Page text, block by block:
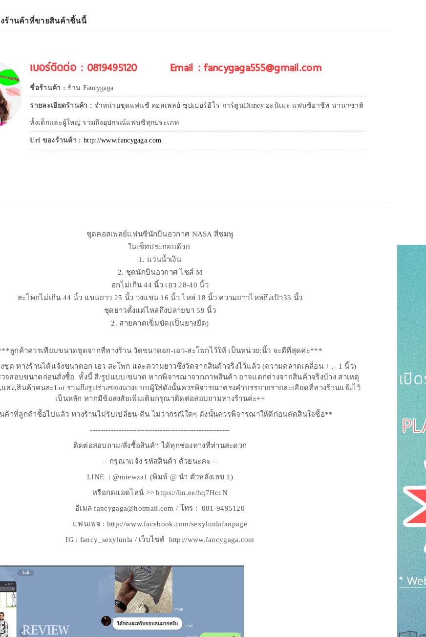
ร้านค้าที่ขายสินค้าชิ้นนี้
เบอร์ติดต่อ : 0819495120 Email : fancygaga555@gmail.com
ชื่อร้านค้า : ร้าน Fancygaga
รายละเอียดร้านค้า : จำหน่ายชุดแฟนซี คอสเพลย์ ซุปเปอร์ฮีโร่ การ์ตูนDisney อะนิเมะ แฟนซีอาชีพ นานาชาติ
ทั้งเด็กและผู้ใหญ่ รวมถึงอุปกรณ์แฟนซีทุกประเภท
Url ของร้านค้า : http://www.fancygaga.com
ชุดคอสเพลย์แฟนซีนักบินอวกาศ NASA สีชมพู
ในเซ็ทประกอบด้วย
1. แว่นน้ำเงิน
2. ชุดนักบินอวกาศ ไซส์ M
อกไม่เกิน 44 นิ้ว เอว 28-40 นิ้ว
สะโพกไม่เกิน 44 นิ้ว แขนยาว 25 นิ้ว วงแขน 16 นิ้ว ไหล่ 18 นิ้ว ความยาวไหล่ถึงเป้า33 นิ้ว
ชุดยาวตั้งแต่ไหล่ถึงปลายขา 59 นิ้ว
2. สายคาดเข็มขัด(เป็นยางยืด)
ลูกค้าควรเทียบขนาดชุดจากที่ทางร้าน วัดขนาดอก-เอว-สะโพกไว้ให้ เป็นหน่วย:นิ้ว จะดีที่สุดค่ะ***
ชุด ทางร้านได้แจ้งขนาดอก เอว สะโพก และความยาวซึ่งวัดจากสินค้าจริงไว้แล้ว (ความคลาดเคลื่อน + ,- 1 นิ้ว)
จสอบขนาดก่อนสั่งซื้อ ทั้งนี้ สี/รูปแบบ/ขนาด หากพิจารณาจากภาพสินค้า อาจแตกต่างจากสินค้าจริงบ้าง สาเหตุ
สง,สินค้าคนละLot รวมถึงรูปร่างของนางแบบผู้ใส่ดังนั้นควรพิจารณาตรงคำบรรยายรายละเอียดที่ทางร้านแจ้งไว้
เป็นหลัก หากมีข้อสงสัยเพิ่มเติมกรุณาติดต่อสอบถามทางร้านค่ะ++
ค้าที่ลูกค้าซื้อไปแล้ว ทางร้านไม่รับเปลี่ยน-คืน ไม่ว่ากรณีใดๆ ดังนั้นควรพิจารณาให้ดีก่อนตัดสินใจซื้อ**
------------------------------------------------------
ติดต่อสอบถาม/สั่งซื้อสินค้า ได้ทุกช่องทางที่ท่านสะดวก
-- กรุณาแจ้ง รหัสสินค้า ด้วยนะคะ --
LINE : @miewza1 (พิมพ์ @ นำ ตัวหลังเลข 1)
หรือกดแอดไลน์ >> https://lin.ee/hq7HccN
อีเมล fancygaga@hotmail.com / โทร : 081-9495120
แฟนเพจ : http://www.facebook.com/sexylunlafanpage
IG : fancy_sexylunla / เว็บไซต์ http://www.fancygaga.com